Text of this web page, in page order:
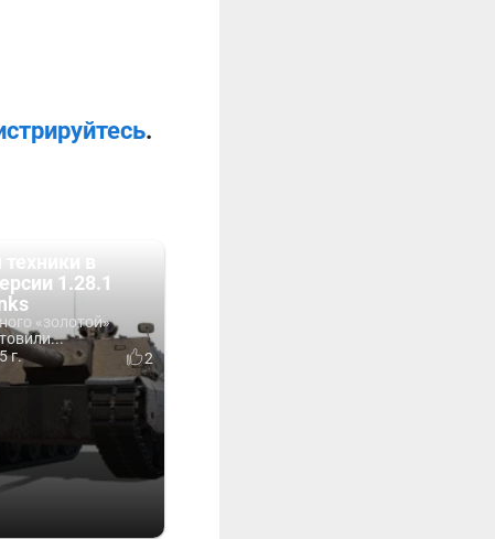
.
в
1.28.1
«золотой»
г.
2